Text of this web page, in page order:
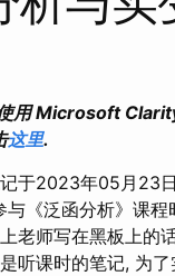
用 Microsoft
这里.
2023年05月23日
泛函分析》课程
老师写在黑板上的
课时的笔记, 为了